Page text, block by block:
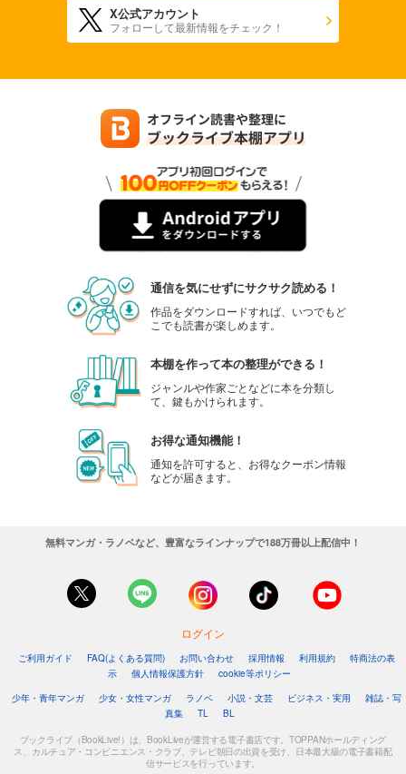
X公式アカウント
フォローして最新情報をチェック！
通信を気にせずにサクサク読める！
作品をダウンロードすれば、いつでもど
こでも読書が楽しめます。
本棚を作って本の整理ができる！
ジャンルや作家ごとなどに本を分類し
て、鍵もかけられます。
お得な通知機能！
通知を許可すると、お得なクーポン情報
などが届きます。
無料マンガ・ラノベなど、豊富なラインナップで188万冊以上配信中！
ログイン
ご利用ガイド FAQ(よくある質問) お問い合わせ 採用情報 利用規約
特商法の表
示
個人情報保護方針
cookie等ポリシー
少年・青年マンガ
少女・女性マンガ ラノベ 小説・文芸 ビジネス・実用
雑誌・写
真集
TL BL
ブックライブ（BookLive!）は、BookLiveが運営する電子書店です。TOPPANホールディング
ス、カルチュア・コンビニエンス・クラブ、テレビ朝日の出資を受け、日本最大級の電子書籍配
信サービスを行っています。